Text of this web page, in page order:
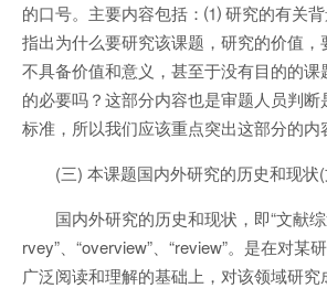
的口号。主要内容包括：⑴ 研究的有关
指出为什么要研究该课题，研究的价值，
不具备价值和意义，甚至于没有目的的
的必要吗？这部分内容也是审题人员判
标准，所以我们应该重点突出这部分的内
(三) 本课题国内外研究的历史和现状(
国内外研究的历史和现状，即“文献
rvey”、“overview”、“review”。是在对某
广泛阅读和理解的基础上，对该领域研究